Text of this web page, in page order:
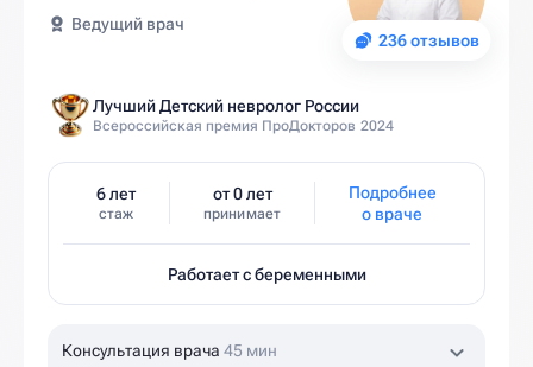
236 отзывов
Ведущий врач
Лучший Детский невролог России
Всероссийская премия ПроДокторов 2024
6 лет
стаж
от 0 лет
принимает
Подробнее
о враче
Работает с беременными
Консультация врача 45 мин